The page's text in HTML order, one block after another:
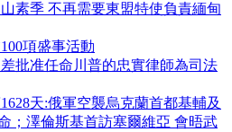
素季 不再需要東盟特使負責緬甸
項盛事活動
批准任命川普的忠實律師為司法
天:俄軍空襲烏克蘭首都基輔及
；澤倫斯基首訪塞爾維亞 會晤武